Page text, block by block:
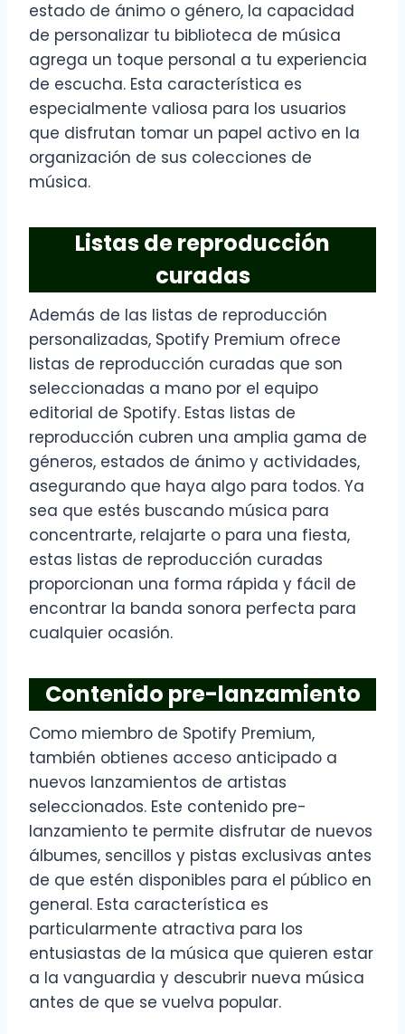
estado de ánimo o género, la capacidad
de personalizar tu biblioteca de música
agrega un toque personal a tu experiencia
de escucha. Esta característica es
especialmente valiosa para los usuarios
que disfrutan tomar un papel activo en la
organización de sus colecciones de
música.
Listas de reproducción
curadas
Además de las listas de reproducción
personalizadas, Spotify Premium ofrece
listas de reproducción curadas que son
seleccionadas a mano por el equipo
editorial de Spotify. Estas listas de
reproducción cubren una amplia gama de
géneros, estados de ánimo y actividades,
asegurando que haya algo para todos. Ya
sea que estés buscando música para
concentrarte, relajarte o para una fiesta,
estas listas de reproducción curadas
proporcionan una forma rápida y fácil de
encontrar la banda sonora perfecta para
cualquier ocasión.
Contenido pre-lanzamiento
Como miembro de Spotify Premium,
también obtienes acceso anticipado a
nuevos lanzamientos de artistas
seleccionados. Este contenido pre-
lanzamiento te permite disfrutar de nuevos
álbumes, sencillos y pistas exclusivas antes
de que estén disponibles para el público en
general. Esta característica es
particularmente atractiva para los
entusiastas de la música que quieren estar
a la vanguardia y descubrir nueva música
antes de que se vuelva popular.